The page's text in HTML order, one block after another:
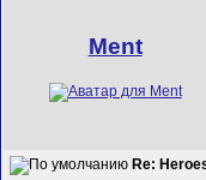
Ment
Re: